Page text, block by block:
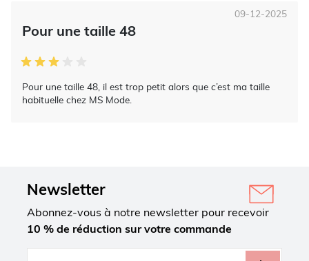
Pour une taille 48
Pour une taille 48, il est trop petit alors que c’est ma taille
habituelle chez MS Mode.
09-12-2025
Newsletter
Abonnez-vous à notre newsletter pour recevoir
10 % de réduction sur votre commande